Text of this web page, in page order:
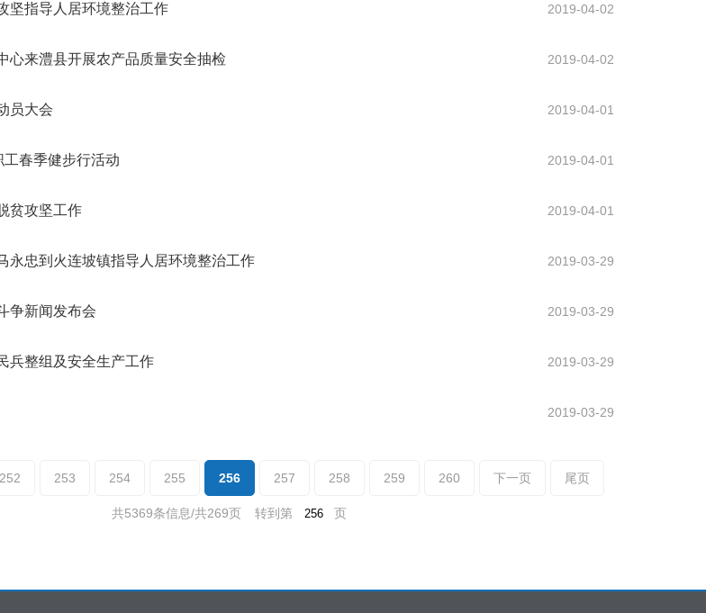
2019-04-02
坚指导人居环境整治工作
2019-04-02
心来澧县开展农产品质量安全抽检
2019-04-01
员大会
2019-04-01
工春季健步行活动
2019-04-01
贫攻坚工作
2019-03-29
永忠到火连坡镇指导人居环境整治工作
2019-03-29
争新闻发布会
2019-03-29
兵整组及安全生产工作
2019-03-29
252 253 254 255 256 257 258 259 260 下一页 尾页
共5369条信息/共269页 转到第 页